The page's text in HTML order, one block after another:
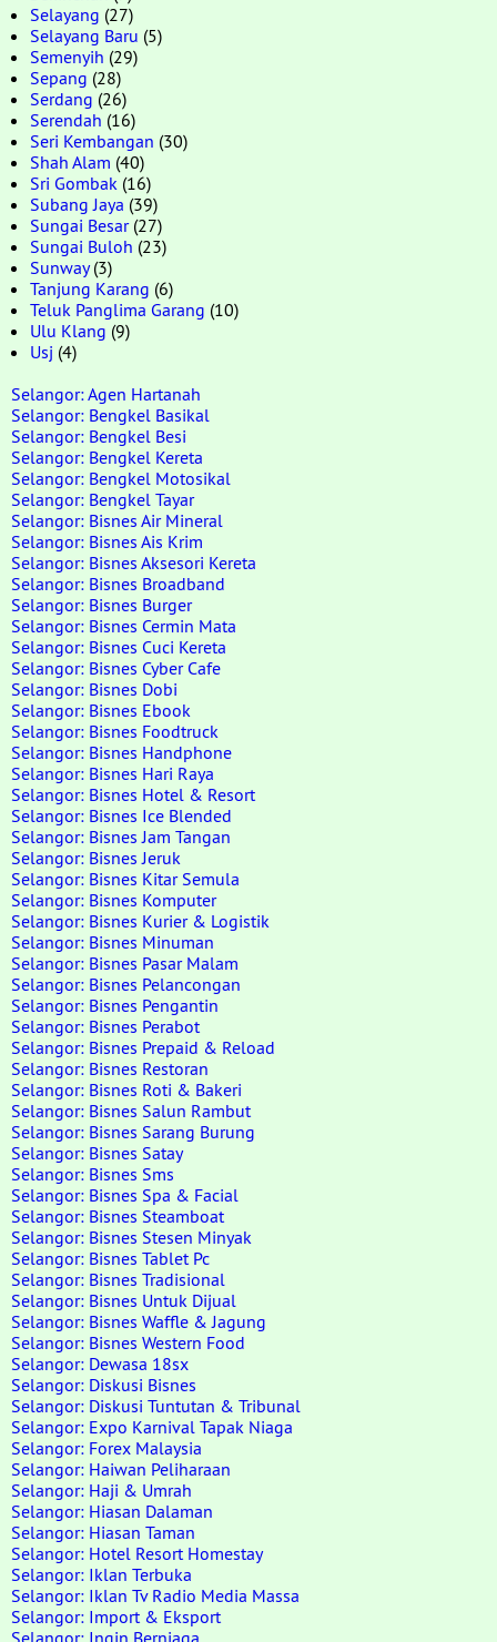
Selayang (27)
Selayang Baru (5)
Semenyih (29)
Sepang (28)
Serdang (26)
Serendah (16)
Seri Kembangan (30)
Shah Alam (40)
Sri Gombak (16)
Subang Jaya (39)
Sungai Besar(27)
Sungai Buloh (23)
Sunway(3)
Tanjung Karang (6)
Teluk Panglima Garang (10)
Ulu Klang (9)
Usj (4)
Selangor: Agen Hartanah
Selangor: Bengkel Basikal
Selangor: Bengkel Besi
Selangor: Bengkel Kereta
Selangor: Bengkel Motosikal
Selangor: Bengkel Tayar
Selangor: Bisnes Air Mineral
Selangor: Bisnes Ais Krim
Selangor: Bisnes Aksesori Kereta
Selangor: Bisnes Broadband
Selangor: Bisnes Burger
Selangor: Bisnes Cermin Mata
Selangor: Bisnes Cuci Kereta
Selangor: Bisnes Cyber Cafe
Selangor: Bisnes Dobi
Selangor: Bisnes Ebook
Selangor: Bisnes Foodtruck
Selangor: Bisnes Handphone
Selangor: Bisnes Hari Raya
Selangor: Bisnes Hotel & Resort
Selangor: Bisnes Ice Blended
Selangor: Bisnes Jam Tangan
Selangor: Bisnes Jeruk
Selangor: Bisnes Kitar Semula
Selangor: Bisnes Komputer
Selangor: Bisnes Kurier & Logistik
Selangor: Bisnes Minuman
Selangor: Bisnes Pasar Malam
Selangor: Bisnes Pelancongan
Selangor: Bisnes Pengantin
Selangor: Bisnes Perabot
Selangor: Bisnes Prepaid & Reload
Selangor: Bisnes Restoran
Selangor: Bisnes Roti & Bakeri
Selangor: Bisnes Salun Rambut
Selangor: Bisnes Sarang Burung
Selangor: Bisnes Satay
Selangor: Bisnes Sms
Selangor: Bisnes Spa & Facial
Selangor: Bisnes Steamboat
Selangor: Bisnes Stesen Minyak
Selangor: Bisnes Tablet Pc
Selangor: Bisnes Tradisional
Selangor: Bisnes Untuk Dijual
Selangor: Bisnes Waffle & Jagung
Selangor: Bisnes Western Food
Selangor: Dewasa 18sx
Selangor: Diskusi Bisnes
Selangor: Diskusi Tuntutan & Tribunal
Selangor: Expo Karnival Tapak Niaga
Selangor: Forex Malaysia
Selangor: Haiwan Peliharaan
Selangor: Haji & Umrah
Selangor: Hiasan Dalaman
Selangor: Hiasan Taman
Selangor: Hotel Resort Homestay
Selangor: Iklan Terbuka
Selangor: Iklan Tv Radio Media Massa
Selangor: Import & Eksport
Selangor: Ingin Berniaga